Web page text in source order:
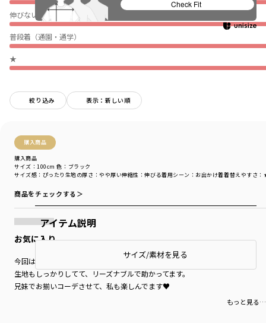
伸びない
普段着（通園・通学）
★
絞り込み 表示：新しい順
購入商品
購入商品
サイズ感 ：ぴったり 生地の厚さ ：やや厚い伸縮性 ：伸びる着用シーン ：お出かけ着着替えやすさ
サイズ：100cm 色：ブラック
商品をチェックする＞
お気に入り
今回は柄違いも購入！
生地もしっかりしてて、リーズナブルで助かってます。
兄妹でお揃いコーデさせて、私も楽しんでます♥
もっと見る…
アイテム説明
サイズ/素材を見る
Check Fit